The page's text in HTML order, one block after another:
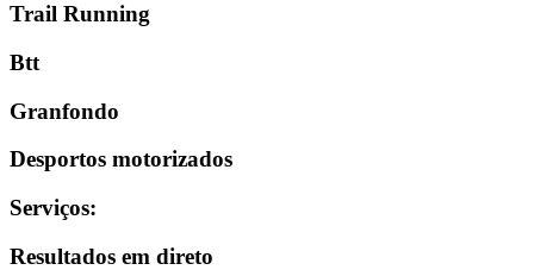
Trail Running
Btt
Granfondo
Desportos motorizados
Serviços:
Resultados em direto